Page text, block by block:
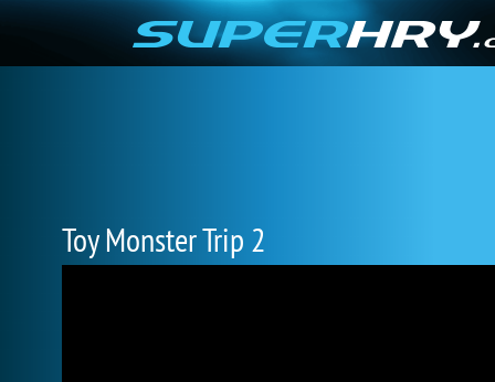
Toy Monster Trip 2